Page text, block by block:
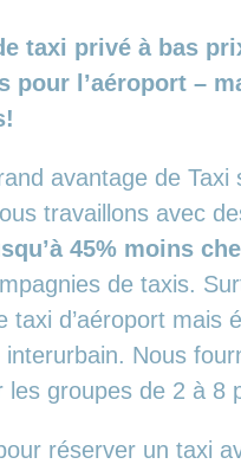
taxi privé à bas
pour l’aéroport –
avantage de Taxi
travaillons avec
45% moins
de taxis.
taxi d’aéroport mais
interurbain. Nous
les groupes de 2 à 8
réserver un taxi